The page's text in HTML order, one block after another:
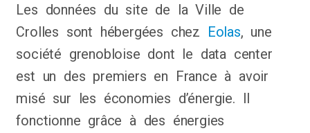
Les données du site de la Ville de
Crolles sont hébergées chez Eolas, une
société grenobloise dont le data center
est un des premiers en France à avoir
misé sur les économies d’énergie. Il
fonctionne grâce à des énergies